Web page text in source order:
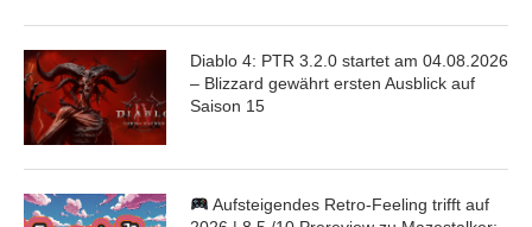
Diablo 4: PTR 3.2.0 startet am 04.08.2026
– Blizzard gewährt ersten Ausblick auf
Saison 15
Aufsteigendes Retro-Feeling trifft auf